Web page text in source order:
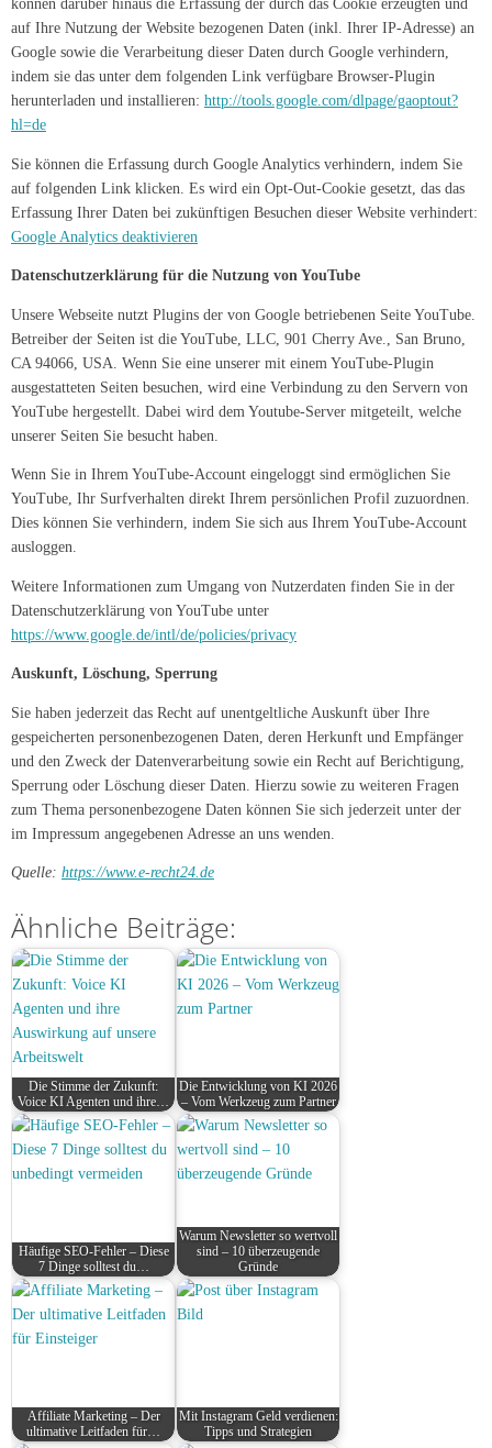
können darüber hinaus die Erfassung der durch das Cookie erzeugten und
auf Ihre Nutzung der Website bezogenen Daten (inkl. Ihrer IP-Adresse) an
Google sowie die Verarbeitung dieser Daten durch Google verhindern,
indem sie das unter dem folgenden Link verfügbare Browser-Plugin
herunterladen und installieren: http://tools.google.com/dlpage/gaoptout?
hl=de
Sie können die Erfassung durch Google Analytics verhindern, indem Sie
auf folgenden Link klicken. Es wird ein Opt-Out-Cookie gesetzt, das das
Erfassung Ihrer Daten bei zukünftigen Besuchen dieser Website verhindert:
Google Analytics deaktivieren
Datenschutzerklärung für die Nutzung von YouTube
Unsere Webseite nutzt Plugins der von Google betriebenen Seite YouTube.
Betreiber der Seiten ist die YouTube, LLC, 901 Cherry Ave., San Bruno,
CA 94066, USA. Wenn Sie eine unserer mit einem YouTube-Plugin
ausgestatteten Seiten besuchen, wird eine Verbindung zu den Servern von
YouTube hergestellt. Dabei wird dem Youtube-Server mitgeteilt, welche
unserer Seiten Sie besucht haben.
Wenn Sie in Ihrem YouTube-Account eingeloggt sind ermöglichen Sie
YouTube, Ihr Surfverhalten direkt Ihrem persönlichen Profil zuzuordnen.
Dies können Sie verhindern, indem Sie sich aus Ihrem YouTube-Account
ausloggen.
Weitere Informationen zum Umgang von Nutzerdaten finden Sie in der
Datenschutzerklärung von YouTube unter
https://www.google.de/intl/de/policies/privacy
Auskunft, Löschung, Sperrung
Sie haben jederzeit das Recht auf unentgeltliche Auskunft über Ihre
gespeicherten personenbezogenen Daten, deren Herkunft und Empfänger
und den Zweck der Datenverarbeitung sowie ein Recht auf Berichtigung,
Sperrung oder Löschung dieser Daten. Hierzu sowie zu weiteren Fragen
zum Thema personenbezogene Daten können Sie sich jederzeit unter der
im Impressum angegebenen Adresse an uns wenden.
Quelle: https://www.e-recht24.de
Ähnliche Beiträge:
Die Stimme der Zukunft:
Voice KI Agenten und ihre…
Die Entwicklung von KI 2026
– Vom Werkzeug zum Partner
Häufige SEO-Fehler – Diese
7 Dinge solltest du…
Warum Newsletter so wertvoll
sind – 10 überzeugende
Gründe
Affiliate Marketing – Der
ultimative Leitfaden für…
Mit Instagram Geld verdienen:
Tipps und Strategien